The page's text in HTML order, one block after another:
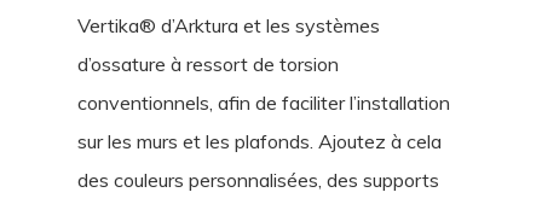
Vertika® d’Arktura et les systèmes
d’ossature à ressort de torsion
conventionnels, afin de faciliter l’installation
sur les murs et les plafonds. Ajoutez à cela
des couleurs personnalisées, des supports